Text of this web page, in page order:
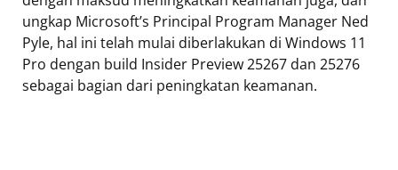
ungkap Microsoft’s Principal Program Manager Ned
Pyle, hal ini telah mulai diberlakukan di Windows 11
Pro dengan build Insider Preview 25267 dan 25276
sebagai bagian dari peningkatan keamanan.